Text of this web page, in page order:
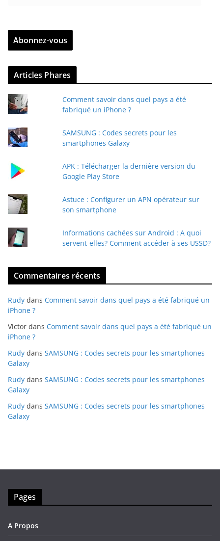
r
z
v
r
e
e
-
a
Abonnez-vous
Articles Phares
Comment savoir dans quel pays a été
fabriqué un iPhone ?
SAMSUNG : Codes secrets pour les
smartphones Galaxy
APK : Télécharger la dernière version du
Google Play Store
Astuce : Configurer un APN opérateur sur
son smartphone
Informations cachées sur Android : A quoi
servent-elles? Comment accéder à ses USSD?
Commentaires récents
Rudy dans Comment savoir dans quel pays a été fabriqué un
iPhone ?
Victor dans Comment savoir dans quel pays a été fabriqué un
iPhone ?
Rudy dans SAMSUNG : Codes secrets pour les smartphones
Galaxy
Rudy dans SAMSUNG : Codes secrets pour les smartphones
Galaxy
Rudy dans SAMSUNG : Codes secrets pour les smartphones
Galaxy
Pages
A Propos